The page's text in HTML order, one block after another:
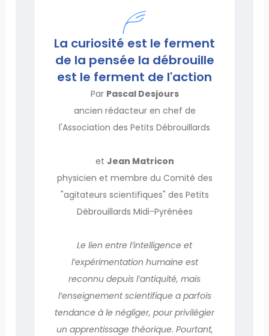
La curiosité est le ferment
de la pensée la débrouille
est le ferment de l'action
Par Pascal Desjours
ancien rédacteur en chef de
l'Association des Petits Débrouillards
et Jean Matricon
physicien et membre du Comité des
"agitateurs scientifiques" des Petits
Débrouillards Midi-Pyrénées
Le lien entre l’intelligence et
l’expérimentation humaine est
reconnu depuis l’antiquité, mais
l’enseignement scientifique a parfois
tendance à le négliger, pour privilégier
un apprentissage théorique. Pourtant,